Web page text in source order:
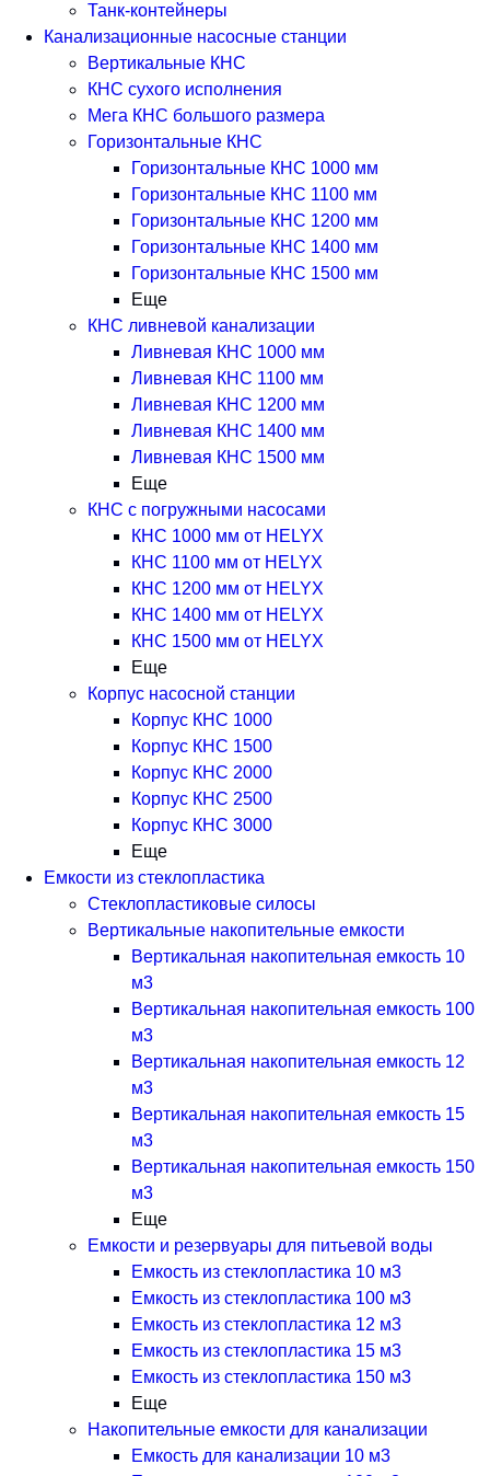
Танк-контейнеры
Канализационные насосные станции
Вертикальные КНС
КНС сухого исполнения
Мега КНС большого размера
Горизонтальные КНС
Горизонтальные КНС 1000 мм
Горизонтальные КНС 1100 мм
Горизонтальные КНС 1200 мм
Горизонтальные КНС 1400 мм
Горизонтальные КНС 1500 мм
Еще
КНС ливневой канализации
Ливневая КНС 1000 мм
Ливневая КНС 1100 мм
Ливневая КНС 1200 мм
Ливневая КНС 1400 мм
Ливневая КНС 1500 мм
Еще
КНС с погружными насосами
КНС 1000 мм от HELYX
КНС 1100 мм от HELYX
КНС 1200 мм от HELYX
КНС 1400 мм от HELYX
КНС 1500 мм от HELYX
Еще
Корпус насосной станции
Корпус КНС 1000
Корпус КНС 1500
Корпус КНС 2000
Корпус КНС 2500
Корпус КНС 3000
Еще
Емкости из стеклопластика
Стеклопластиковые силосы
Вертикальные накопительные емкости
Вертикальная накопительная емкость 10
м3
Вертикальная накопительная емкость 100
м3
Вертикальная накопительная емкость 12
м3
Вертикальная накопительная емкость 15
м3
Вертикальная накопительная емкость 150
м3
Еще
Емкости и резервуары для питьевой воды
Емкость из стеклопластика 10 м3
Емкость из стеклопластика 100 м3
Емкость из стеклопластика 12 м3
Емкость из стеклопластика 15 м3
Емкость из стеклопластика 150 м3
Еще
Накопительные емкости для канализации
Емкость для канализации 10 м3